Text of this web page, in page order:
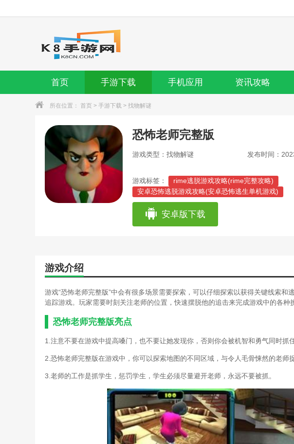
首页 手游下载 手机应用 资讯攻略
所在位置： 首页 > 手游下载 > 找物解谜
恐怖老师完整版
游戏类型：找物解谜 发布时间：
游戏标签：
rime逃脱游戏攻略(rime完整攻略)
安卓恐怖逃脱游戏攻略(安卓恐怖逃生单机游戏)
八宗罪恐怖游戏攻略(十宗罪恐怖恐怖)
国产恐怖游戏妈妈攻略(妈妈恐怖游戏手机版)
可怕的奶奶恐怖邻居游戏攻略(可怕的奶奶恐怖邻居
恐怖密室解密游戏攻略(恐怖密室游戏大全)
恐怖逃生游戏第九关攻略(恐怖逃生游戏第九关攻略
恐怖学校攻略游戏(恐怖游戏校园攻略)
口袋妖怪恐怖传说游戏攻略(口袋妖怪恐怖故事)
猫咪恐怖游戏攻略(关于猫咪的恐怖游戏)
密室逃脱游戏攻略医院(密室逃脱之恐怖医院攻略)
倩女幽魂手游完整攻略(倩女幽魂手游攻略最新)
情欲攻略游戏在线阅读(情欲攻略游戏在线阅读完整版
全能攻略游戏在线完结(全能攻略游戏完整版)
谁有游戏割绳子2的完整攻略(割绳子2攻略1)
史上第一恐怖的游戏攻略(最经典的恐怖游戏)
安卓版下载
游戏介绍
游戏“恐怖老师完整版”中会有很多场景需要探索，可以仔细探索以获得关键线索和
追踪游戏。玩家需要时刻关注老师的位置，快速摆脱他的追击来完成游戏中的各种
恐怖老师完整版亮点
1.注意不要在游戏中提高嗓门，也不要让她发现你，否则你会被机智和勇气同时抓
2.恐怖老师完整版在游戏中，你可以探索地图的不同区域，与令人毛骨悚然的老师
3.老师的工作是抓学生，惩罚学生，学生必须尽量避开老师，永远不要被抓。